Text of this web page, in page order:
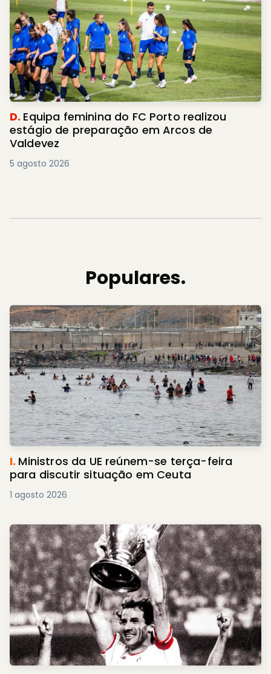
D. Equipa feminina do FC Porto realizou
estágio de preparação em Arcos de
Valdevez
5 agosto 2026
Populares.
I. Ministros da UE reúnem-se terça-feira
para discutir situação em Ceuta
1 agosto 2026